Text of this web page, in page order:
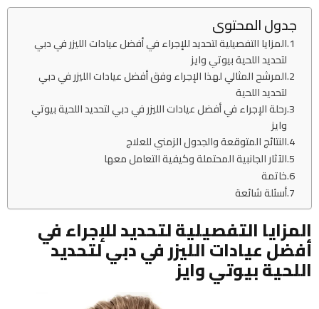
جدول المحتوى
المزايا التفصيلية لتحديد للإجراء في أفضل عيادات الليزر في دبي
لتحديد اللحية بيوتي وايز
المرشح المثالي لهذا الإجراء وفق أفضل عيادات الليزر في دبي
لتحديد اللحية
رحلة الإجراء في أفضل عيادات الليزر في دبي لتحديد اللحية بيوتي
وايز
النتائج المتوقعة والجدول الزمني للعلاج
الآثار الجانبية المحتملة وكيفية التعامل معها
خاتمة
أسئلة شائعة
المزايا التفصيلية لتحديد للإجراء في
أفضل عيادات الليزر في دبي لتحديد
اللحية بيوتي وايز